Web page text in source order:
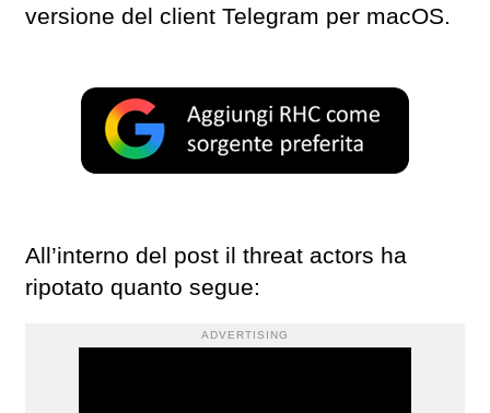
versione del client Telegram per macOS.
All’interno del post il threat actors ha
ripotato quanto segue:
ADVERTISING